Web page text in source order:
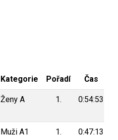
Kategorie Pořadí Čas
Ženy A 1. 0:54:53
Muži A1 1. 0:47:13